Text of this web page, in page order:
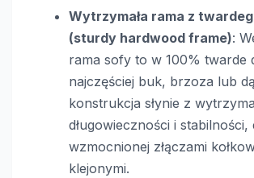
Wytrzymała rama z
(sturdy hardwood frame):
rama sofy to w 100% twarde
najczęściej buk, brzoza lub
konstrukcja słynie z
długowieczności i
wzmocnionej złączami
klejonymi.